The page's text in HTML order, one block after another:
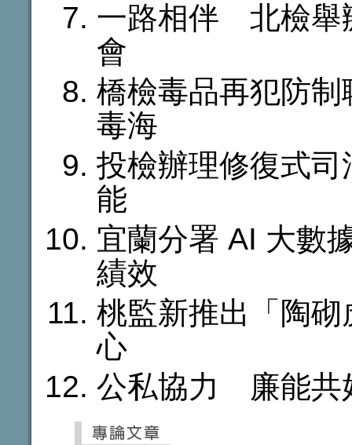
一路相伴 北檢舉
會
橋檢毒品再犯防
毒海
投檢辦理修復式
能
宜蘭分署 AI 大數
績效
桃監新推出「陶
心
公私協力 廉能共